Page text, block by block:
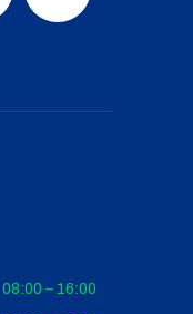
08:00 – 16:00